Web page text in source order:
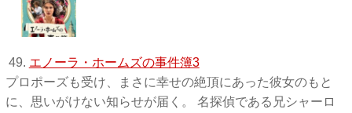
49. エノーラ・ホームズの事件簿3
プロポーズも受け、まさに幸せの絶頂にあった彼女のもと
に、思いがけない知らせが届く。 名探偵である兄シャーロ